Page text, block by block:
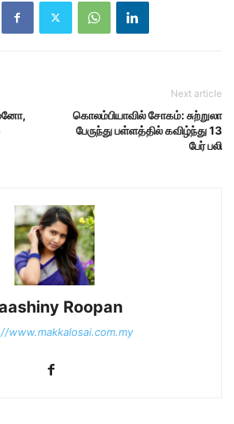
Next article
கொலம்பியாவில் சோகம்: சுற்றுலா
பேருந்து பள்ளத்தில் கவிழ்ந்து 13
பேர் பலி
Roopan
www.makkalosai.com.my